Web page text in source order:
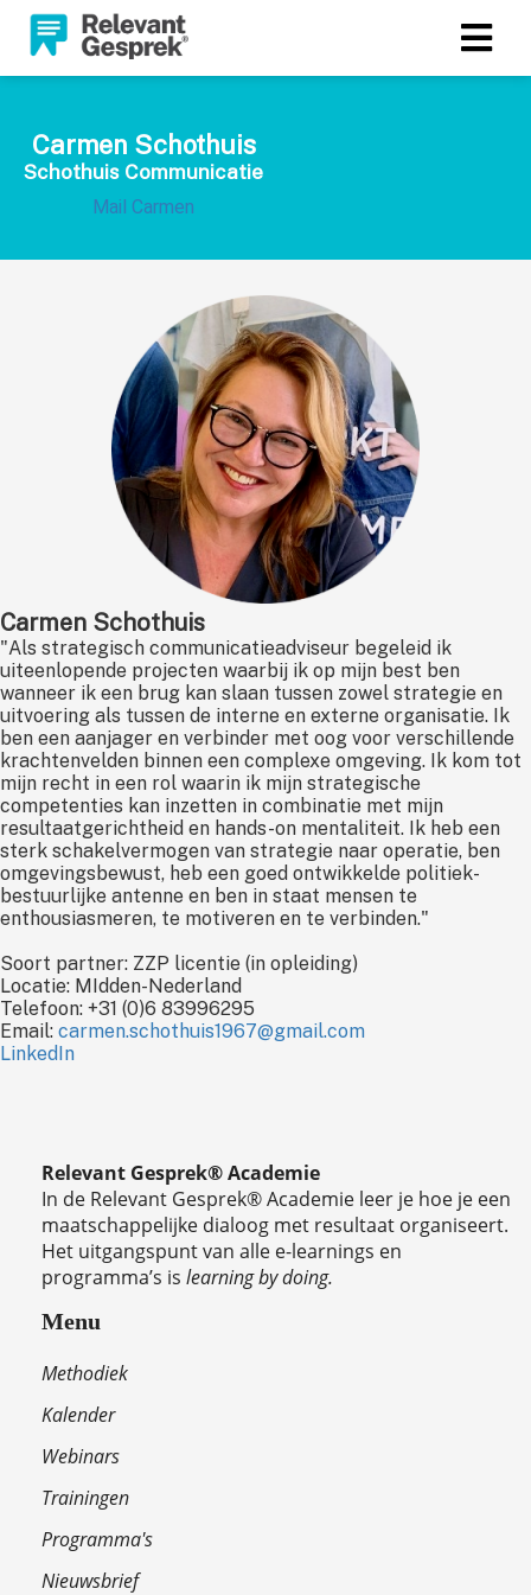
Carmen Schothuis
Schothuis Communicatie
Mail Carmen
Carmen Schothuis
"Als strategisch communicatieadviseur begeleid ik
uiteenlopende projecten waarbij ik op mijn best ben
wanneer ik een brug kan slaan tussen zowel strategie en
uitvoering als tussen de interne en externe organisatie. Ik
ben een aanjager en verbinder met oog voor verschillende
krachtenvelden binnen een complexe omgeving. Ik kom tot
mijn recht in een rol waarin ik mijn strategische
competenties kan inzetten in combinatie met mijn
resultaatgerichtheid en hands-on mentaliteit. Ik heb een
sterk schakelvermogen van strategie naar operatie, ben
omgevingsbewust, heb een goed ontwikkelde politiek-
bestuurlijke antenne en ben in staat mensen te
enthousiasmeren, te motiveren en te verbinden."
Soort partner: ZZP licentie (in opleiding)
Locatie: MIdden-Nederland
Telefoon: +31 (0)6 83996295
Email: carmen.schothuis1967@gmail.com
LinkedIn
Relevant Gesprek® Academie
In de Relevant Gesprek® Academie leer je hoe je een
maatschappelijke dialoog met resultaat organiseert.
Het uitgangspunt van alle e-learnings en
programma’s is learning by doing.
Menu
Methodiek
Kalender
Webinars
Trainingen
Programma's
Nieuwsbrief